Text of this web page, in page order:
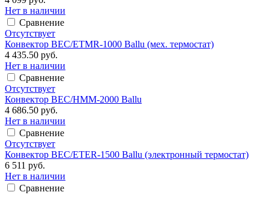
Нет в наличии
Сравнение
Отсутствует
Конвектор BEC/ETMR-1000 Ballu (мех. термостат)
4 435.50 руб.
Нет в наличии
Сравнение
Отсутствует
Конвектор BEC/HMM-2000 Ballu
4 686.50 руб.
Нет в наличии
Сравнение
Отсутствует
Конвектор BEC/ETER-1500 Ballu (электронный термостат)
6 511 руб.
Нет в наличии
Сравнение